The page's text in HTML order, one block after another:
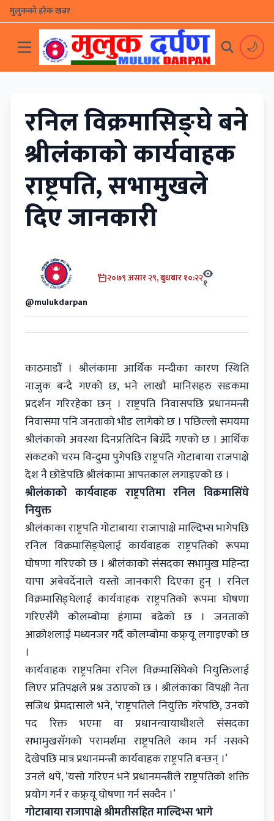
मुलुकको हरेक खबर
🌙
रनिल विक्रमासिङ्घे बने
श्रीलंकाको कार्यवाहक
राष्ट्रपति, सभामुखले
दिए जानकारी
@mulukdarpan
२०७९ असार २९, बुधबार १०:२२१
काठमाडौं । श्रीलंकामा आर्थिक मन्दीका कारण स्थिति
नाजुक बन्दै गएको छ, भने लाखौं मानिसहरु सडकमा
प्रदर्शन गरिरहेका छन् । राष्ट्रपति निवासपछि प्रधानमन्त्री
निवासमा पनि जनताको भीड लागेको छ । पछिल्लो समयमा
श्रीलंकाको अवस्था दिनप्रतिदिन बिग्रँदै गएको छ । आर्थिक
संकटको चरम विन्दुमा पुगेपछि राष्ट्रपति गोटाबाया राजपाक्षे
देश नै छोडेपछि श्रीलंकामा आपतकाल लगाइएको छ ।
श्रीलंकाको कार्यवाहक राष्ट्रपतिमा रनिल विक्रमासिंघे
नियुक्त
श्रीलंकाका राष्ट्रपति गोटाबाया राजापाक्षे माल्दिभ्स भागेपछि
रनिल विक्रमासिङ्घेलाई कार्यवाहक राष्ट्रपतिको रूपमा
घोषणा गरिएको छ । श्रीलंकाको संसदका सभामुख महिन्दा
यापा अबेवर्देनाले यस्तो जानकारी दिएका हुन् । रनिल
विक्रमासिङ्घेलाई कार्यवाहक राष्ट्रपतिको रूपमा घोषणा
गरिएसँगै कोलम्बोमा हंगामा बढेको छ । जनताको
आक्रोशलाई मध्यनजर गर्दै कोलम्बोमा कफ्र्यू लगाइएको छ
।
कार्यवाहक राष्ट्रपतिमा रनिल विक्रमासिंघेको नियुक्तिलाई
लिएर प्रतिपक्षले प्रश्न उठाएको छ । श्रीलंकाका विपक्षी नेता
सजिथ प्रेमदासाले भने, ‘राष्ट्रपतिले नियुक्ति गरेपछि, उनको
पद रिक्त भएमा वा प्रधानन्यायाधीशले संसदका
सभामुखसँगको परामर्शमा राष्ट्रपतिले काम गर्न नसक्ने
देखेपछि मात्र प्रधानमन्त्री कार्यवाहक राष्ट्रपति बन्छन् ।’
उनले थपे, ‘यसो गरिएन भने प्रधानमन्त्रीले राष्ट्रपतिको शक्ति
प्रयोग गर्न र कफ्र्यू घोषणा गर्न सक्दैन ।’
गोटाबाया राजापाक्षे श्रीमतीसहित माल्दिभ्स भागे